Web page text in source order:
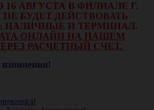
16 АВГУСТА В ФИЛИАЛЕ Г.
БУДЕТ ДЕЙСТВОВАТЬ
НАЛИЧНЫЕ И ТЕРМИНАЛ.
ОНЛАЙН НА НАШЕМ
РАСЧЕТНЫЙ СЧЕТ.